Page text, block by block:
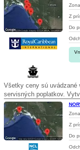
Z
Do
Všetky ceny sú uvádzané
servisných poplatkov.
Z
Do